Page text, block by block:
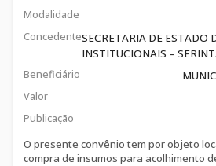
Modalidade
ConcedenteSECRETARIA DE ESTADO
INSTITUCIONAIS –
Beneficiário
Valor
Publicação
O presente convênio tem por objeto
compra de insumos para acolhimento